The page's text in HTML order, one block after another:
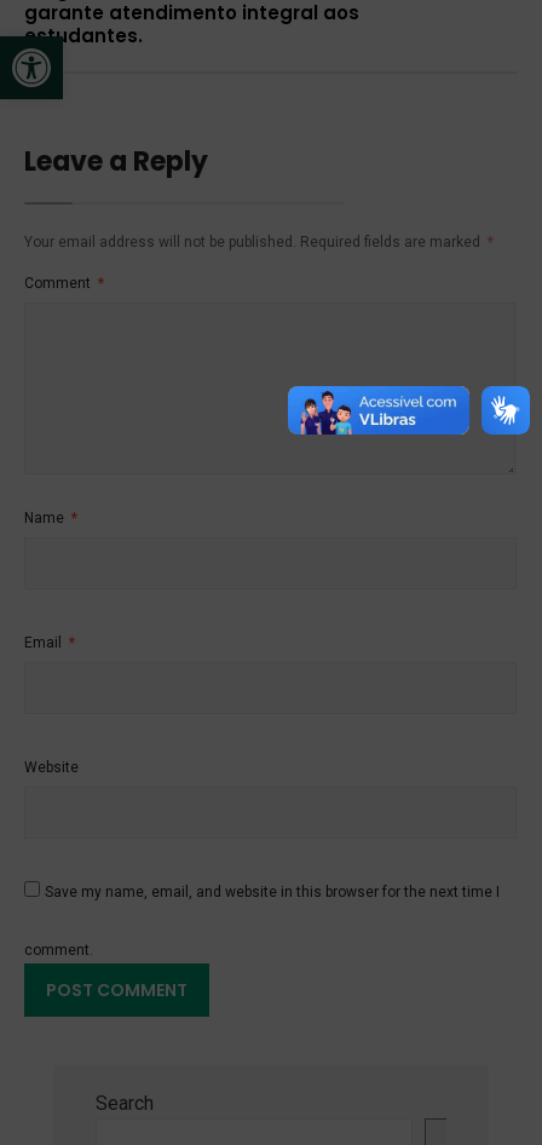
Open toolbar
garante atendimento integral aos
estudantes.
Leave a Reply
Your email address will not be published. Required fields are marked *
Comment *
Name *
Email *
Website
Save my name, email, and website in this browser for the next time I
comment.
Search